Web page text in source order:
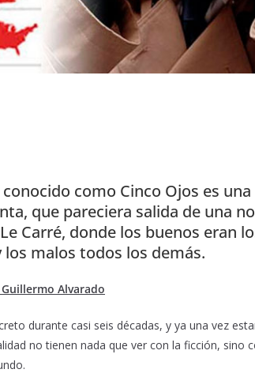
como Cinco Ojos es una
que pareciera salida de una
Carré, donde los buenos eran
malos todos los demás.
Alvarado
durante casi seis décadas, y ya una vez
no tienen nada que ver con la ficción, sino